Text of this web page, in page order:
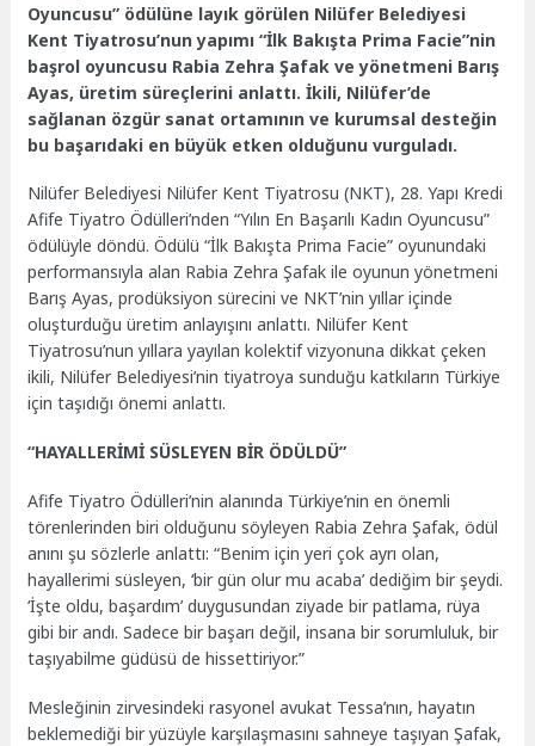
Oyuncusu” ödülüne layık görülen Nilüfer Belediyesi
Kent Tiyatrosu’nun yapımı “İlk Bakışta Prima Facie”nin
başrol oyuncusu Rabia Zehra Şafak ve yönetmeni Barış
Ayas, üretim süreçlerini anlattı. İkili, Nilüfer’de
sağlanan özgür sanat ortamının ve kurumsal desteğin
bu başarıdaki en büyük etken olduğunu vurguladı.
Nilüfer Belediyesi Nilüfer Kent Tiyatrosu (NKT), 28. Yapı Kredi
Afife Tiyatro Ödülleri’nden “Yılın En Başarılı Kadın Oyuncusu”
ödülüyle döndü. Ödülü “İlk Bakışta Prima Facie” oyunundaki
performansıyla alan Rabia Zehra Şafak ile oyunun yönetmeni
Barış Ayas, prodüksiyon sürecini ve NKT’nin yıllar içinde
oluşturduğu üretim anlayışını anlattı. Nilüfer Kent
Tiyatrosu’nun yıllara yayılan kolektif vizyonuna dikkat çeken
ikili, Nilüfer Belediyesi’nin tiyatroya sunduğu katkıların Türkiye
için taşıdığı önemi anlattı.
“HAYALLERİMİ SÜSLEYEN BİR ÖDÜLDÜ”
Afife Tiyatro Ödülleri’nin alanında Türkiye’nin en önemli
törenlerinden biri olduğunu söyleyen Rabia Zehra Şafak, ödül
anını şu sözlerle anlattı: “Benim için yeri çok ayrı olan,
hayallerimi süsleyen, ‘bir gün olur mu acaba’ dediğim bir şeydi.
‘İşte oldu, başardım’ duygusundan ziyade bir patlama, rüya
gibi bir andı. Sadece bir başarı değil, insana bir sorumluluk, bir
taşıyabilme güdüsü de hissettiriyor.”
Mesleğinin zirvesindeki rasyonel avukat Tessa’nın, hayatın
beklemediği bir yüzüyle karşılaşmasını sahneye taşıyan Şafak,